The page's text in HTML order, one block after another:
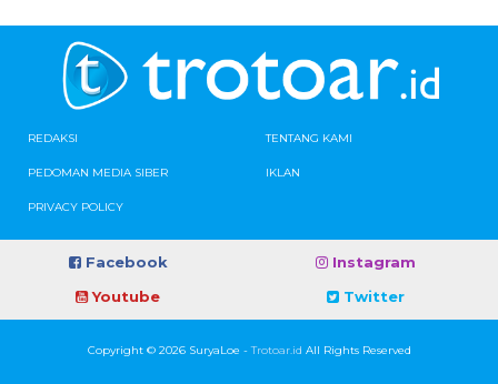
REDAKSI TENTANG KAMI
PEDOMAN MEDIA SIBER IKLAN
PRIVACY POLICY
Facebook
Instagram
Youtube
Twitter
Copyright © 2026 SuryaLoe -Trotoar.id All Rights Reserved